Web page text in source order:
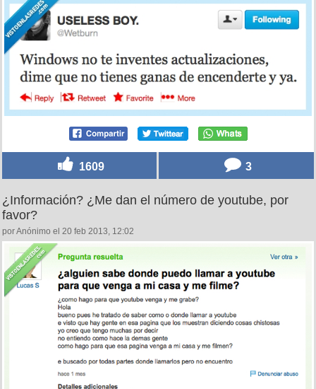
1609 3
¿Información? ¿Me dan el número de youtube, por
favor?
por Anónimo el 20 feb 2013, 12:02